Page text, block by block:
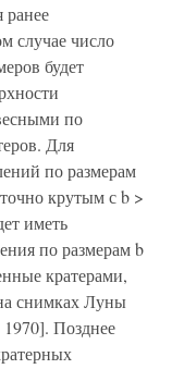
ранее
случае число
будет
по
Для
по размерам
крутым с b >
иметь
по размерам b
кратерами,
снимках Луны
1970]. Позднее